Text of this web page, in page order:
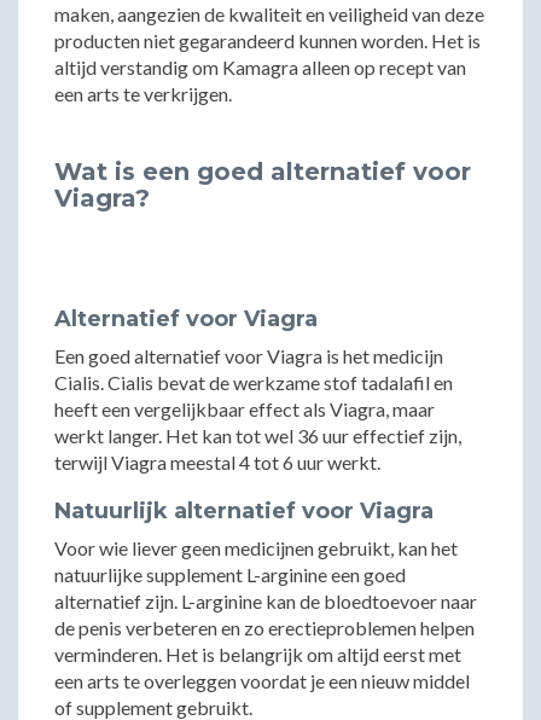
maken, aangezien de kwaliteit en veiligheid van deze
producten niet gegarandeerd kunnen worden. Het is
altijd verstandig om Kamagra alleen op recept van
een arts te verkrijgen.
Wat is een goed alternatief voor
Viagra?
Alternatief voor Viagra
Een goed alternatief voor Viagra is het medicijn
Cialis. Cialis bevat de werkzame stof tadalafil en
heeft een vergelijkbaar effect als Viagra, maar
werkt langer. Het kan tot wel 36 uur effectief zijn,
terwijl Viagra meestal 4 tot 6 uur werkt.
Natuurlijk alternatief voor Viagra
Voor wie liever geen medicijnen gebruikt, kan het
natuurlijke supplement L-arginine een goed
alternatief zijn. L-arginine kan de bloedtoevoer naar
de penis verbeteren en zo erectieproblemen helpen
verminderen. Het is belangrijk om altijd eerst met
een arts te overleggen voordat je een nieuw middel
of supplement gebruikt.